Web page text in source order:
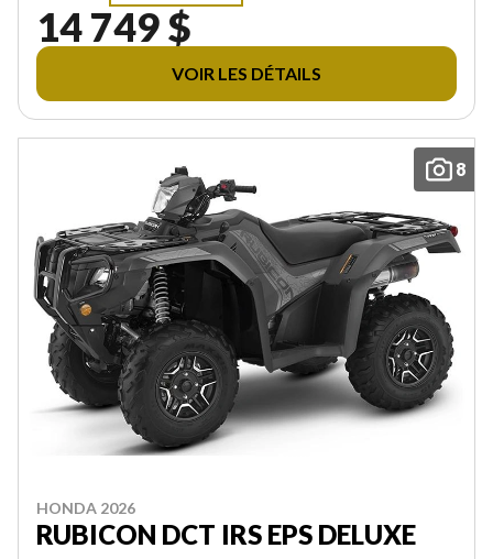
14 749 $
VOIR LES DÉTAILS
8
HONDA 2026
RUBICON DCT IRS EPS DELUXE